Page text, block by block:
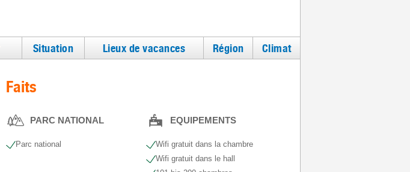
Situation Lieux de vacances Région Climat
Faits
PARC NATIONAL
Parc national
EQUIPEMENTS
Wifi gratuit dans la chambre
Wifi gratuit dans le hall